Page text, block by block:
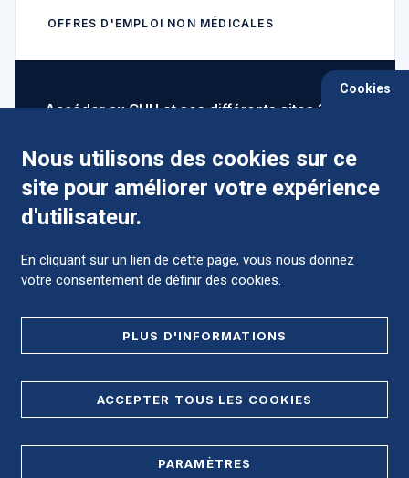
OFFRES D'EMPLOI NON MÉDICALES
Accéder au CHU et ses différents sites ?
Comment préparer mon hospitalisation ?
PLAN DE SITE
Cookies
Nous utilisons des cookies sur ce
site pour améliorer votre expérience
d'utilisateur.
En cliquant sur un lien de cette page, vous nous donnez
votre consentement de définir des cookies.
PLUS D'INFORMATIONS
ACCEPTER TOUS LES COOKIES
PARAMÈTRES